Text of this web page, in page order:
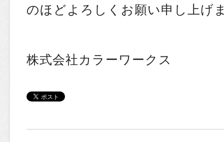
のほどよろしくお願い申し上げ
株式会社カラーワークス